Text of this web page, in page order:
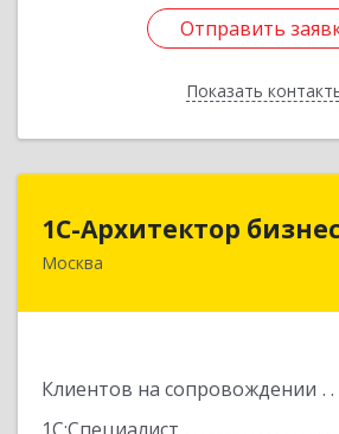
Отправить
Показать
Отправить
Назад
1С-Архитектор
Москва
Клиентов на сопровождении
1С-
115114, Москва г,